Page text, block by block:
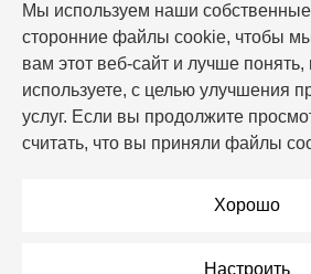
Мы используем наши
сторонние файлы cookie, чтобы
вам этот веб-сайт и лучше понять,
используете, с целью улучшения
услуг. Если вы продолжите
считать, что вы приняли файлы
Хорошо
Настроить
info@i-ven.by
Мы в мессенджерах:
Режим работы: Пн–Пт: